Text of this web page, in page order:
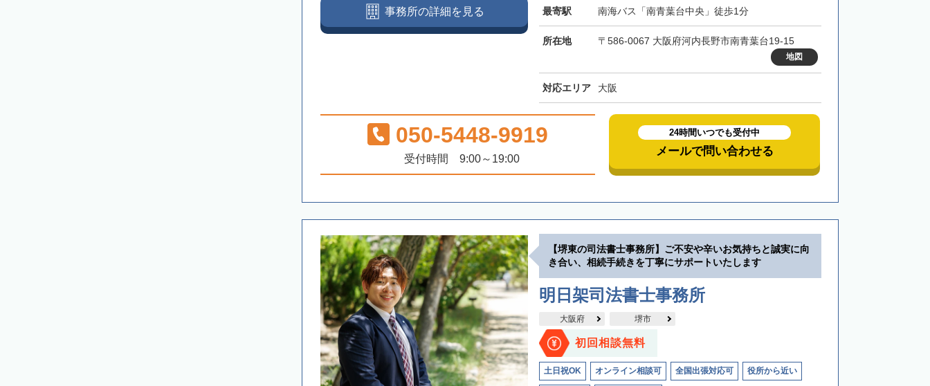
最寄駅 南海バス「南青葉台中央」徒歩1分
所在地 〒586-0067 大阪府河内長野市南青葉台19-15
地図
対応エリア 大阪
事務所の詳細を見る
050-5448-9919
受付時間 9:00～19:00
24時間いつでも受付中
メールで問い合わせる
【堺東の司法書士事務所】ご不安や辛いお気持ちと誠実に向
き合い、相続手続きを丁寧にサポートいたします
明日架司法書士事務所
大阪府 堺市
初回相談無料
土日祝OK オンライン相談可 全国出張対応可 役所から近い